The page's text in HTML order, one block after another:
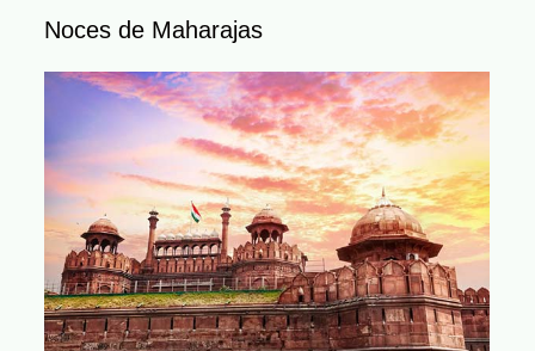
INDE DU NORD
INDE DU SUD
TOURS THÉMATIQUES
VOYAGES DE NOCES
VOYAGE SUR MESURE
VOITURE AVEC CHAUFFEUR
QUI SOMMES NOUS
NOTRE PHILOSOPHIE
Noces de Maharajas